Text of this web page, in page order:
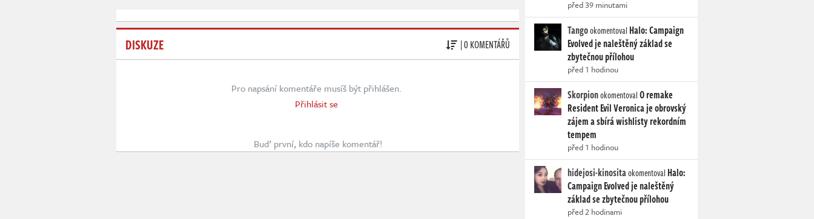
DISKUZE | 0 KOMENTÁŘŮ
Pro napsání komentáře musíš být přihlášen.
Přihlásit se
Buď první, kdo napíše komentář!
před 39 minutami
Tangookomentoval Halo: Campaign
Evolved je naleštěný základ se
zbytečnou přílohou
před 1 hodinou
SkorpionokomentovalO remake
Resident Evil Veronica je obrovský
zájem a sbírá wishlisty rekordním
tempem
před 1 hodinou
hidejosi-kinositaokomentoval Halo:
Campaign Evolved je naleštěný
základ se zbytečnou přílohou
před 2 hodinami